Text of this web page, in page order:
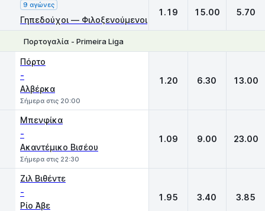
9 αγώνες
Γηπεδούχοι — Φιλοξενούμενοι
1.19 15.00 5.70
Πορτογαλία - Primeira Liga
Πόρτο
-
Αλβέρκα
Σήμερα στις 20:00
1.20 6.30 13.00
Μπενφίκα
-
Ακαντέμικο Βισέου
Σήμερα στις 22:30
1.09 9.00 23.00
Ζιλ Βιθέντε
-
Ρίο Άβε
1.95 3.40 3.85